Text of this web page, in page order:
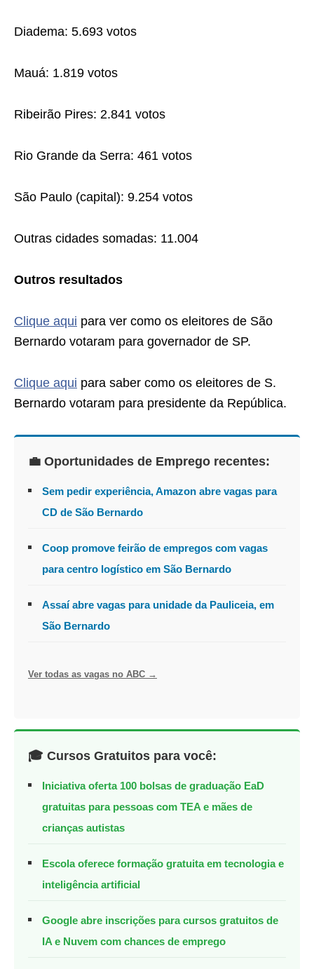
Diadema: 5.693 votos
Mauá: 1.819 votos
Ribeirão Pires: 2.841 votos
Rio Grande da Serra: 461 votos
São Paulo (capital): 9.254 votos
Outras cidades somadas: 11.004
Outros resultados
Clique aqui para ver como os eleitores de São
Bernardo votaram para governador de SP.
Clique aqui para saber como os eleitores de S.
Bernardo votaram para presidente da República.
💼 Oportunidades de Emprego recentes:
Sem pedir experiência, Amazon abre vagas para
CD de São Bernardo
Coop promove feirão de empregos com vagas
para centro logístico em São Bernardo
Assaí abre vagas para unidade da Pauliceia, em
São Bernardo
Ver todas as vagas no ABC →
🎓 Cursos Gratuitos para você:
Iniciativa oferta 100 bolsas de graduação EaD
gratuitas para pessoas com TEA e mães de
crianças autistas
Escola oferece formação gratuita em tecnologia e
inteligência artificial
Google abre inscrições para cursos gratuitos de
IA e Nuvem com chances de emprego